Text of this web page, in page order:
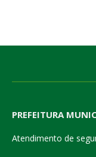
PREFEITURA
Atendimento de